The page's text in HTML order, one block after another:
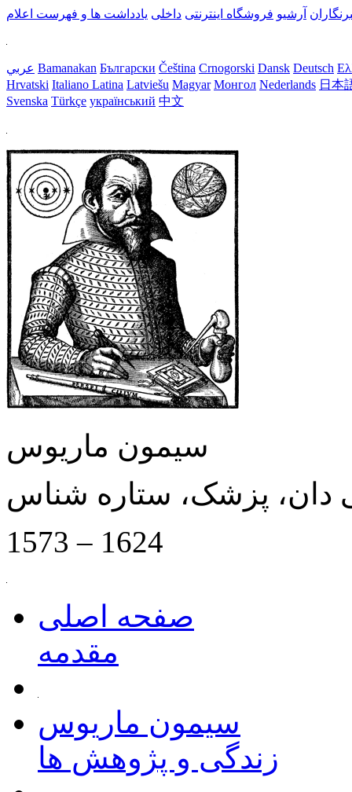
آرشیو فروشگاه اینترنتی داخلی یادداشت ها و فهرست اعلام
عربي Bamanakan Български Čeština Crnogorski Dansk Deutsch
Hrvatski Italiano Latina Latviešu Magyar Монгол Nederlands 日本
Svenska Türkçe український 中文
سیمون ماریوس
دان، پزشک، ستاره شناس
1573 – 1624
صفحه اصلی
مقدمه
سیمون ماریوس
زندگی و پژوهش ها